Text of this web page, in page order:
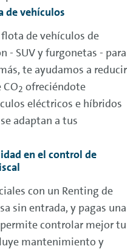
de vehículos
de vehículos de
- SUV y furgonetas - para
te ayudamos a reducir
2 ofreciéndote
eléctricos e híbridos
adaptan a tus
en el control de
con un Renting de
sin entrada, y pagas una
controlar mejor tu
mantenimiento y